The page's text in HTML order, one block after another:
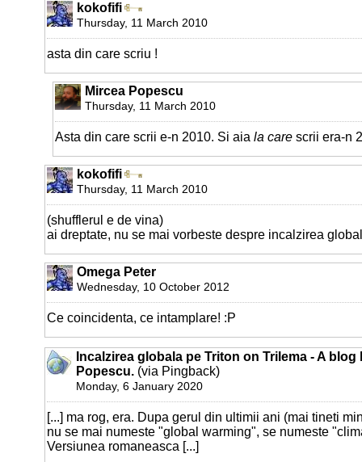
kokofifi
Thursday, 11 March 2010
asta din care scriu !
Mircea Popescu
Thursday, 11 March 2010
Asta din care scrii e-n 2010. Si aia la care scrii era-n
kokofifi
Thursday, 11 March 2010
(shufflerul e de vina)
ai dreptate, nu se mai vorbeste despre incalzirea
Omega Peter
Wednesday, 10 October 2012
Ce coincidenta, ce intamplare! :P
Incalzirea globala pe Triton on Trilema - A blog
Popescu. (via Pingback)
Monday, 6 January 2020
[...] ma rog, era. Dupa gerul din ultimii ani (mai tineti
nu se mai numeste "global warming", se numeste
Versiunea romaneasca [...]